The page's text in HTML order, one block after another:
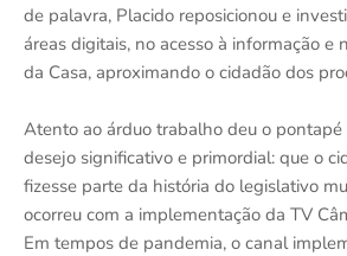
de palavra, Placido reposicionou e
áreas digitais, no acesso à informação e
da Casa, aproximando o cidadão dos
Atento ao árduo trabalho deu o pontapé
desejo significativo e primordial: que o
fizesse parte da história do legislativo
ocorreu com a implementação da TV
Em tempos de pandemia, o canal